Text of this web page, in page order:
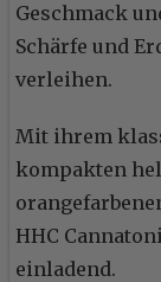
Geschmack
Schärfe und
verleihen.
Mit ihrem
kompakten
HHC
einladend.